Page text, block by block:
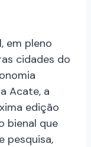
em pleno
cidades do
Acate, a
edição
bienal que
pesquisa,